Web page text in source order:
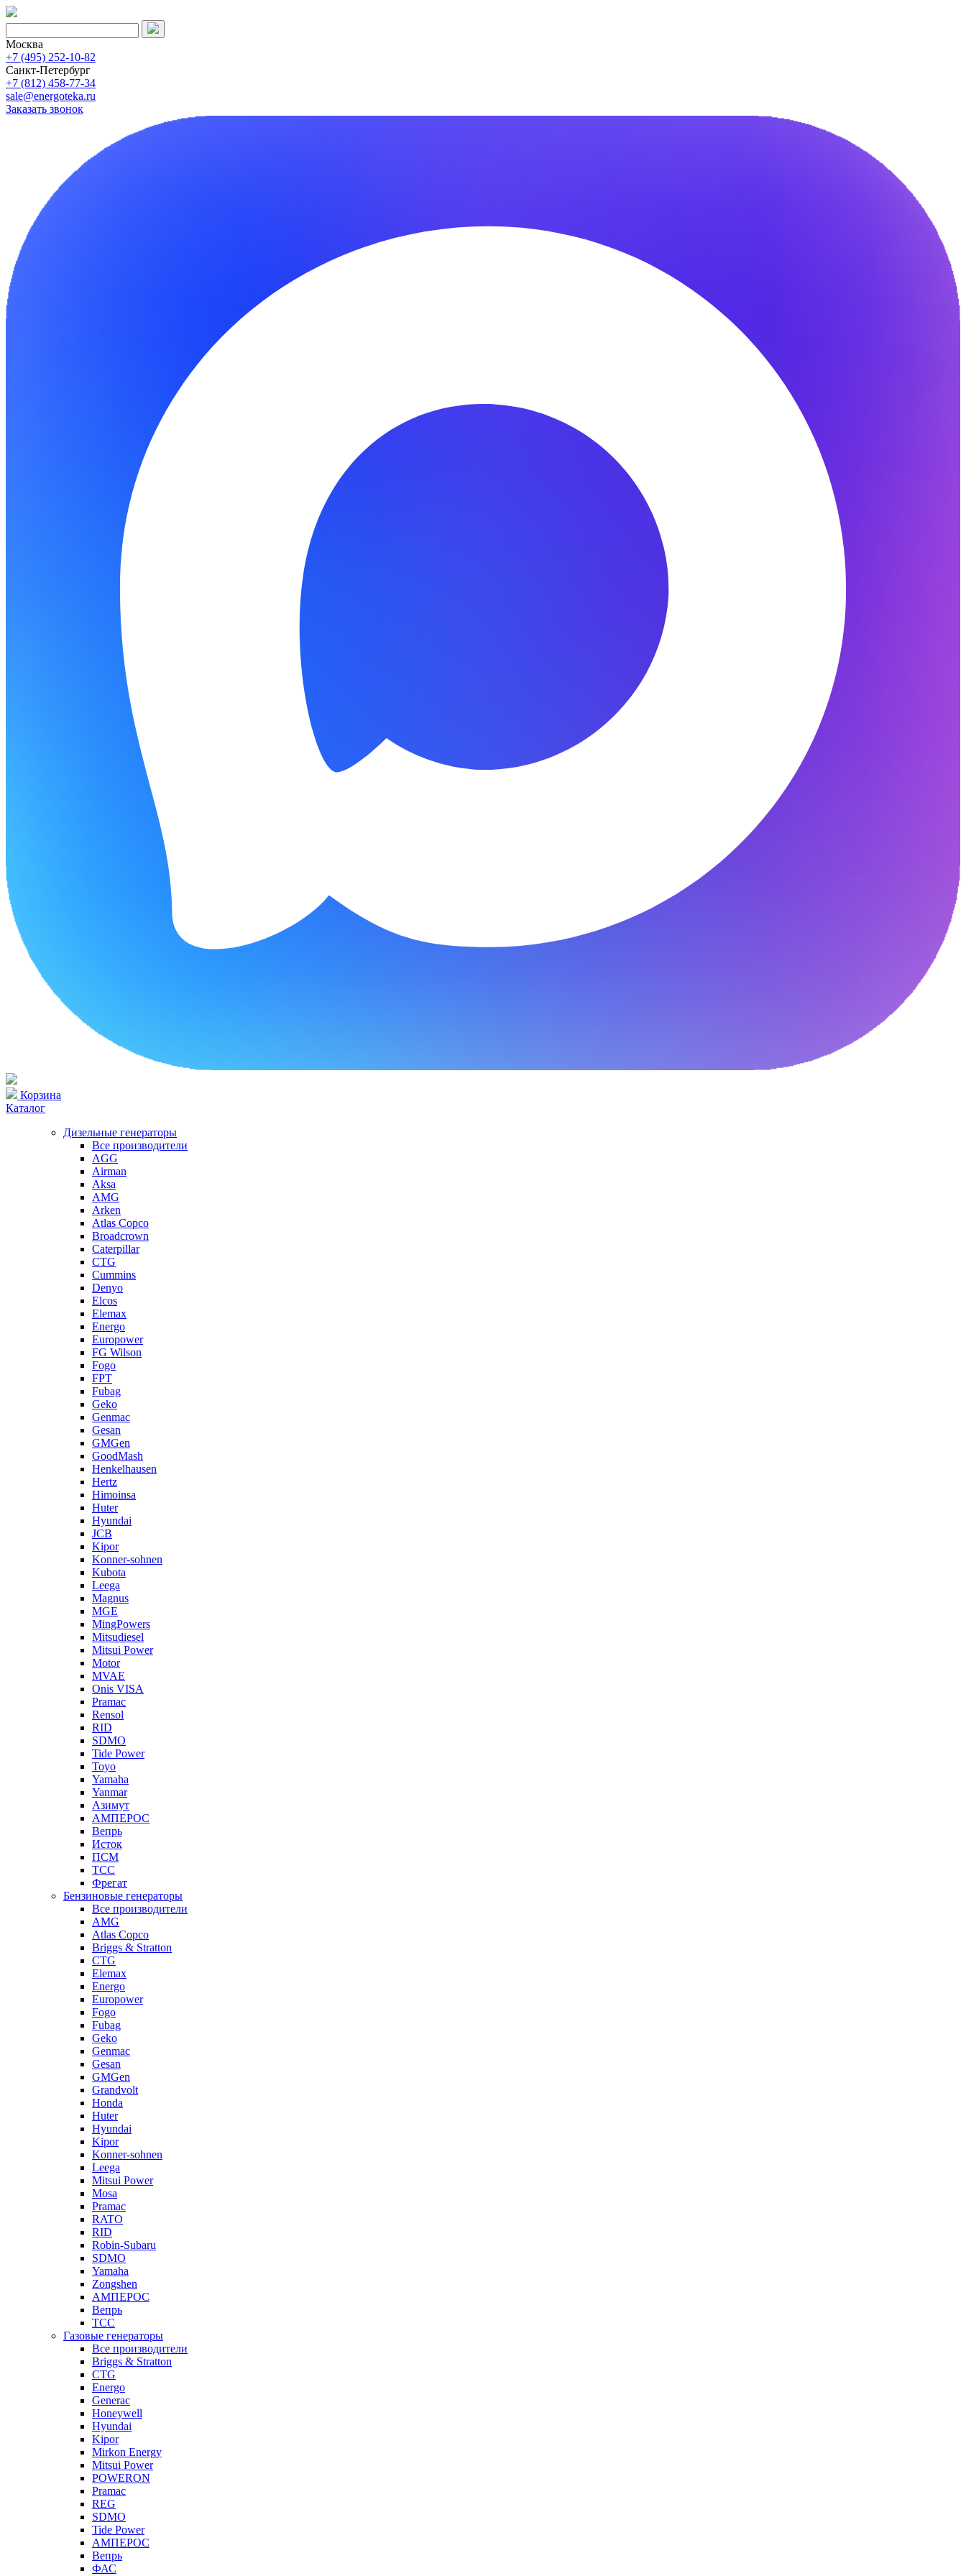
Москва
+7 (495) 252-10-82
Санкт-Петербург
+7 (812) 458-77-34
sale@energoteka.ru
Заказать звонок
Корзина
Каталог
Дизельные генераторы
Все производители
AGG
Airman
Aksa
AMG
Arken
Atlas Copco
Broadcrown
Caterpillar
CTG
Cummins
Denyo
Elcos
Elemax
Energo
Europower
FG Wilson
Fogo
FPT
Fubag
Geko
Genmac
Gesan
GMGen
GoodMash
Henkelhausen
Hertz
Himoinsa
Huter
Hyundai
JCB
Kipor
Konner-sohnen
Kubota
Leega
Magnus
MGE
MingPowers
Mitsudiesel
Mitsui Power
Motor
MVAE
Onis VISA
Pramac
Rensol
RID
SDMO
Tide Power
Toyo
Yamaha
Yanmar
Азимут
АМПЕРОС
Вепрь
Исток
ПСМ
ТСС
Фрегат
Бензиновые генераторы
Все производители
AMG
Atlas Copco
Briggs & Stratton
CTG
Elemax
Energo
Europower
Fogo
Fubag
Geko
Genmac
Gesan
GMGen
Grandvolt
Honda
Huter
Hyundai
Kipor
Konner-sohnen
Leega
Mitsui Power
Mosa
Pramac
RATO
RID
Robin-Subaru
SDMO
Yamaha
Zongshen
АМПЕРОС
Вепрь
ТСС
Газовые генераторы
Все производители
Briggs & Stratton
CTG
Energo
Generac
Honeywell
Hyundai
Kipor
Mirkon Energy
Mitsui Power
POWERON
Pramac
REG
SDMO
Tide Power
АМПЕРОС
Вепрь
ФАС